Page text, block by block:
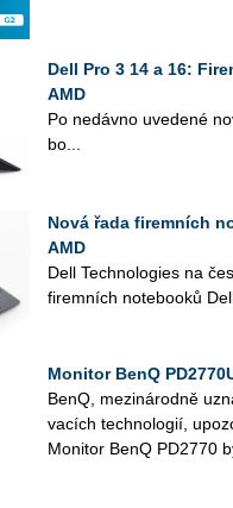
Dell Pro 3 14 a 16:
AMD
Po ne­dáv­no uve­de­né
bo...
Nová řada firemních
AMD
Dell Tech­no­lo­gies na
fi­rem­ních no­te­boo­ků
Monitor BenQ
BenQ, me­zi­ná­rod­ně
va­cích tech­no­lo­gií,
Mo­ni­tor BenQ PD2770